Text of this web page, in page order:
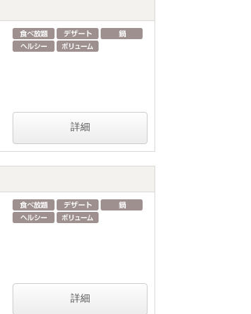
詳細
詳細